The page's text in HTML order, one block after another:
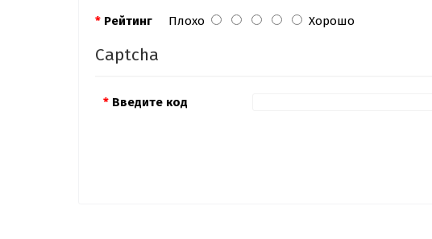
Рейтинг Плохо Хорошо
Captcha
Введите код